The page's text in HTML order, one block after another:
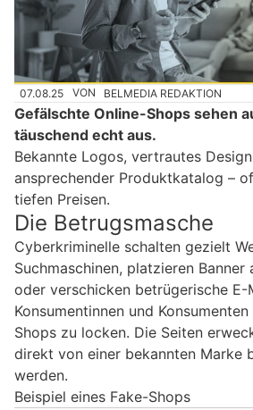
07.08.25 VON BELMEDIA REDAKTION
Gefälschte Online-Shops sehen
täuschend echt aus.
Bekannte Logos, vertrautes
ansprechender Produktkatalog –
tiefen Preisen.
Die Betrugsmasche
Cyberkriminelle schalten gezielt
Suchmaschinen, platzieren
oder verschicken betrügerische E-
Konsumentinnen und
Shops zu locken. Die Seiten
direkt von einer bekannten Marke
werden.
Beispiel eines Fake-Shops